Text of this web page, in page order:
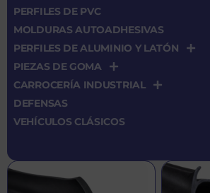
PERFILES DE PVC
MOLDURAS AUTOADHESIVAS
PERFILES DE ALUMINIO Y LATÓN
PIEZAS DE GOMA
CARROCERÍA INDUSTRIAL
DEFENSAS
VEHÍCULOS CLÁSICOS